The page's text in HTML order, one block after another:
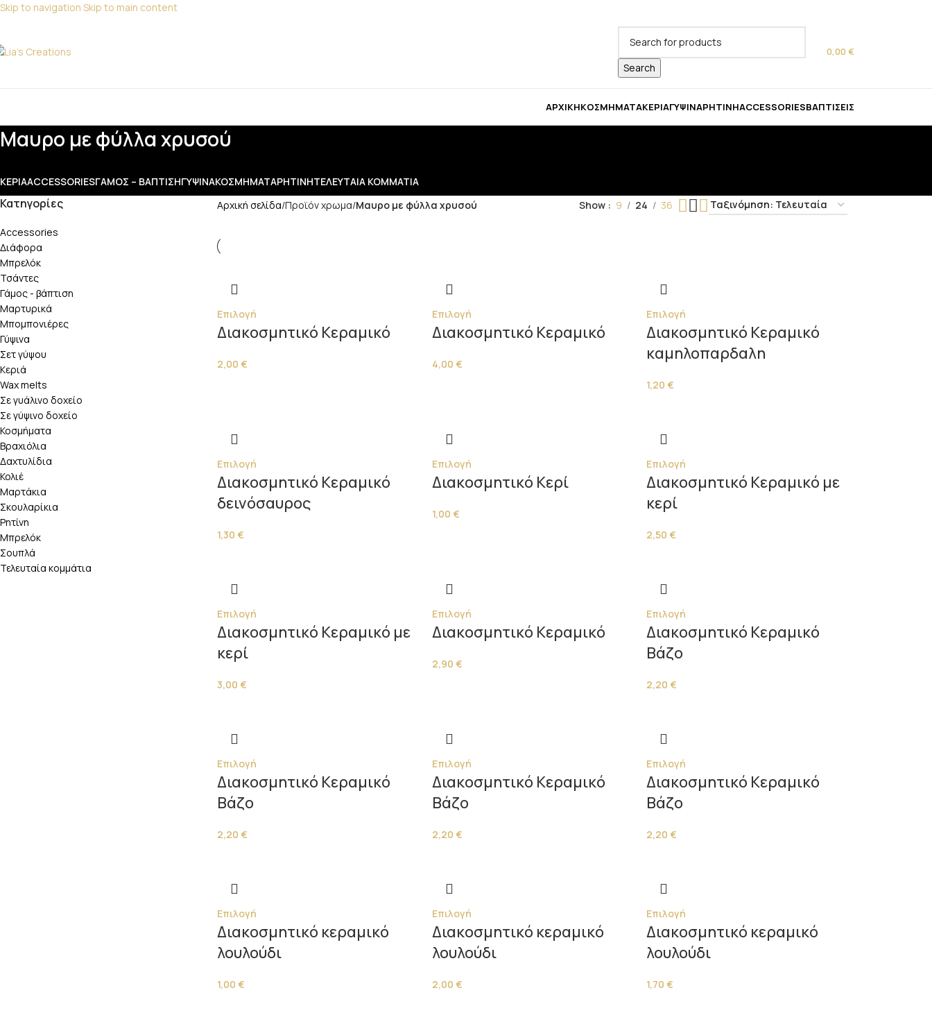
Skip to navigation Skip to main content
Search
0,00 €
ΑΡΧΙΚΉΚΟΣΜΉΜΑΤΑΚΕΡΙΆΓΎΨΙΝΑΡΗΤΊΝΗACCESSORIESΒΑΠΤΊΣΕΙΣ
Μαυρο με φύλλα χρυσού
ΚΕΡΙΆACCESSORIESΓΆΜΟΣ – ΒΆΠΤΙΣΗΓΎΨΙΝΑΚΟΣΜΉΜΑΤΑΡΗΤΊΝΗΤΕΛΕΥΤΑΊΑ ΚΟΜΜΆΤΙΑ
Κατηγορίες
Accessories
Διάφορα
Μπρελόκ
Τσάντες
Γάμος - βάπτιση
Μαρτυρικά
Μπομπονιέρες
Γύψινα
Σετ γύψου
Κεριά
Wax melts
Σε γυάλινο δοχείο
Σε γύψινο δοχείο
Κοσμήματα
Βραχιόλια
Δαχτυλίδια
Κολιέ
Μαρτάκια
Σκουλαρίκια
Ρητίνη
Μπρελόκ
Σουπλά
Τελευταία κομμάτια
Αρχική σελίδα/Προϊόν χρωμα/Μαυρο με φύλλα χρυσού Show 9 24 36
Επιλογή
Διακοσμητικό Κεραμικό
2,00 €
Επιλογή
Διακοσμητικό Κεραμικό
4,00 €
Επιλογή
Διακοσμητικό Κεραμικό
καμηλοπαρδαλη
1,20 €
Επιλογή
Διακοσμητικό Κεραμικό
δεινόσαυρος
1,30 €
Επιλογή
Διακοσμητικό Κερί
1,00 €
Επιλογή
Διακοσμητικό Κεραμικό με
κερί
2,50 €
Επιλογή
Διακοσμητικό Κεραμικό με
κερί
3,00 €
Επιλογή
Διακοσμητικό Κεραμικό
2,90 €
Επιλογή
Διακοσμητικό Κεραμικό
Βάζο
2,20 €
Επιλογή
Διακοσμητικό Κεραμικό
Βάζο
2,20 €
Επιλογή
Διακοσμητικό Κεραμικό
Βάζο
2,20 €
Επιλογή
Διακοσμητικό Κεραμικό
Βάζο
2,20 €
Επιλογή
Διακοσμητικό κεραμικό
λουλούδι
1,00 €
Επιλογή
Διακοσμητικό κεραμικό
λουλούδι
2,00 €
Επιλογή
Διακοσμητικό κεραμικό
λουλούδι
1,70 €